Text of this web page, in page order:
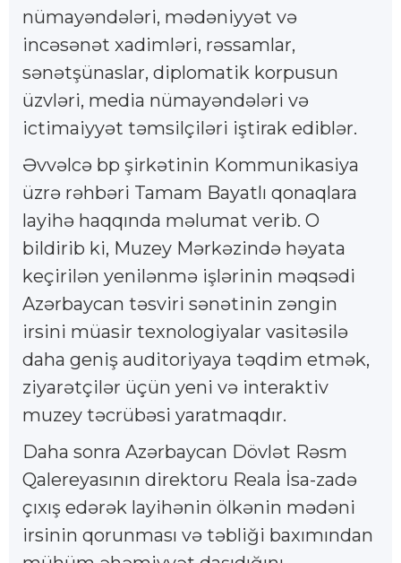
nümayəndələri, mədəniyyət və
incəsənət xadimləri, rəssamlar,
sənətşünaslar, diplomatik korpusun
üzvləri, media nümayəndələri və
ictimaiyyət təmsilçiləri iştirak ediblər.
Əvvəlcə bp şirkətinin Kommunikasiya
üzrə rəhbəri Tamam Bayatlı qonaqlara
layihə haqqında məlumat verib. O
bildirib ki, Muzey Mərkəzində həyata
keçirilən yenilənmə işlərinin məqsədi
Azərbaycan təsviri sənətinin zəngin
irsini müasir texnologiyalar vasitəsilə
daha geniş auditoriyaya təqdim etmək,
ziyarətçilər üçün yeni və interaktiv
muzey təcrübəsi yaratmaqdır.
Daha sonra Azərbaycan Dövlət Rəsm
Qalereyasının direktoru Reala İsa-zadə
çıxış edərək layihənin ölkənin mədəni
irsinin qorunması və təbliği baxımından